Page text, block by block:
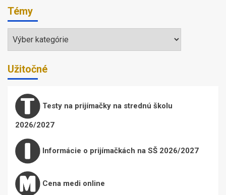
Témy
Témy
Užitočné
Testy na prijímačky na strednú školu
2026/2027
Informácie o prijímačkách na SŠ 2026/2027
Cena medi online